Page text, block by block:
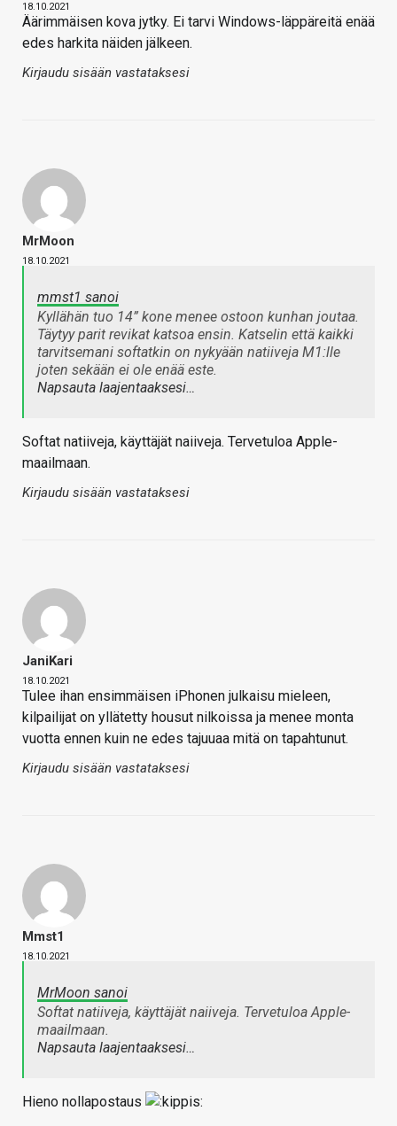
18.10.2021
Äärimmäisen kova jytky. Ei tarvi Windows-läppäreitä enää
edes harkita näiden jälkeen.
Kirjaudu sisään vastataksesi
MrMoon
18.10.2021
mmst1 sanoi
Kyllähän tuo 14” kone menee ostoon kunhan joutaa.
Täytyy parit revikat katsoa ensin. Katselin että kaikki
tarvitsemani softatkin on nykyään natiiveja M1:lle
joten sekään ei ole enää este.
Napsauta laajentaaksesi…
Softat natiiveja, käyttäjät naiiveja. Tervetuloa Apple-
maailmaan.
Kirjaudu sisään vastataksesi
JaniKari
18.10.2021
Tulee ihan ensimmäisen iPhonen julkaisu mieleen,
kilpailijat on yllätetty housut nilkoissa ja menee monta
vuotta ennen kuin ne edes tajuuaa mitä on tapahtunut.
Kirjaudu sisään vastataksesi
Mmst1
18.10.2021
MrMoon sanoi
Softat natiiveja, käyttäjät naiiveja. Tervetuloa Apple-
maailmaan.
Napsauta laajentaaksesi…
Hieno nollapostaus